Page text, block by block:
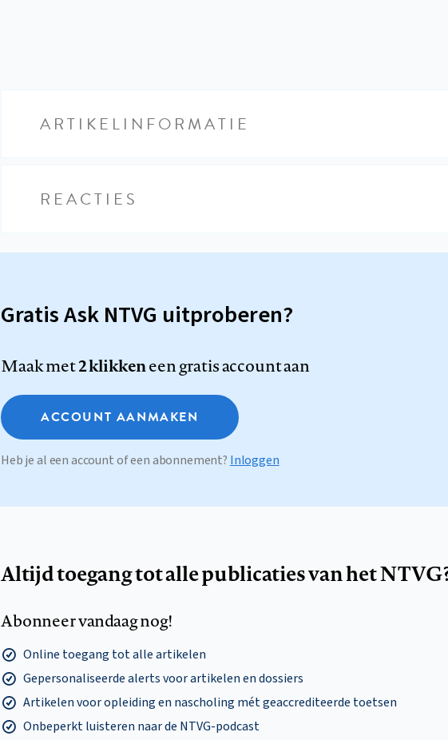
ARTIKELINFORMATIE
REACTIES
Gratis Ask NTVG uitproberen?
Maak met2 klikkeneen gratis account aan
ACCOUNT AANMAKEN
Heb je al een account of een abonnement? Inloggen
Altijd toegang tot alle publicaties van het
Abonneer vandaag nog!
Online toegang tot alle artikelen
Gepersonaliseerde alerts voor artikelen en dossiers
Artikelen voor opleiding en nascholing mét geaccrediteerde toetsen
Onbeperkt luisteren naar de NTVG-podcast